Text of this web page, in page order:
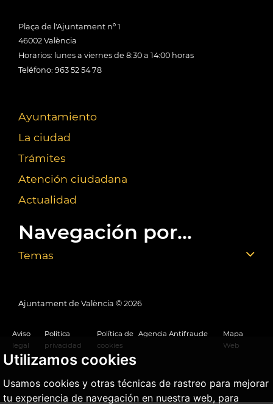
Utilizamos cookies
Usamos cookies y otras técnicas de rastreo para mejorar
tu experiencia de navegación en nuestra web, para
Plaça de l'Ajuntament nº 1
46002 València
Horarios: lunes a viernes de 8:30 a 14:00 horas
Teléfono: 963 52 54 78
Ayuntamiento
La ciudad
Trámites
Atención ciudadana
Actualidad
Navegación por...
Temas
Ajuntament de València © 2026
Aviso
legal
Política
privacidad
Política de
cookies
Agencia Antifraude
Mapa
Web